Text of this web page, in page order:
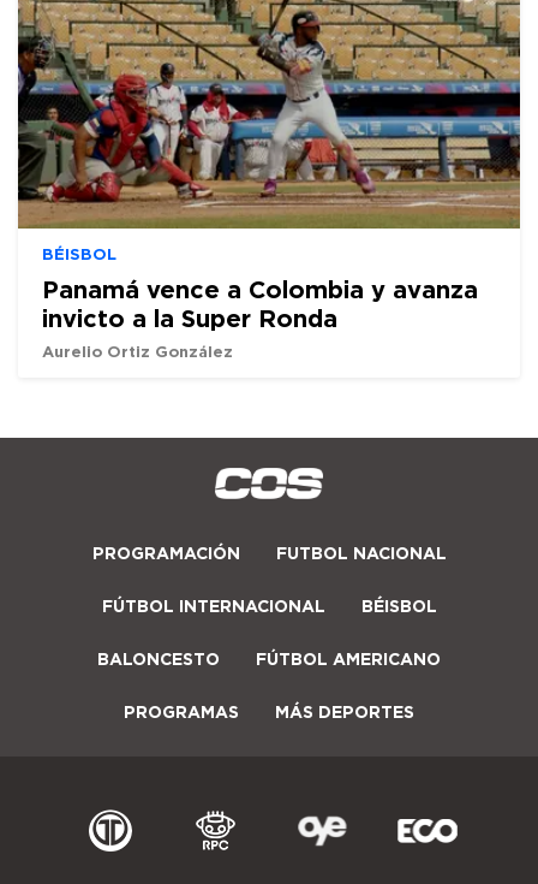
BÉISBOL
Panamá vence a Colombia y avanza
invicto a la Super Ronda
Aurelio Ortiz González
PROGRAMACIÓN FUTBOL NACIONAL
FÚTBOL INTERNACIONAL BÉISBOL
BALONCESTO FÚTBOL AMERICANO
PROGRAMAS MÁS DEPORTES